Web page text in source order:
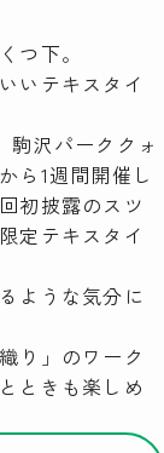
つ下。
いテキスタイ
沢パーククォ
ら1週間開催し
初披露のスツ
定テキスタイ
ような気分に
り」のワーク
ときも楽しめ
FRI
31
1
7
8
14
15
21
22
28
29